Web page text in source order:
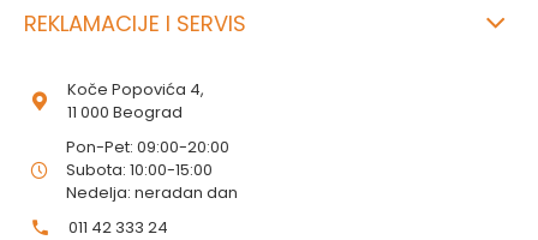
REKLAMACIJE I SERVIS
Koče Popovića 4,
11 000 Beograd
Pon-Pet: 09:00-20:00
Subota: 10:00-15:00
Nedelja: neradan dan
011 42 333 24